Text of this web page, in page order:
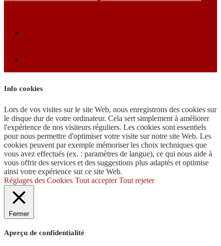
Info cookies
Lors de vos visites sur le site Web, nous enregistrons des cookies sur
le disque dur de votre ordinateur. Cela sert simplement à améliorer
l'expérience de nos visiteurs réguliers. Les cookies sont essentiels
pour nous permettre d'optimiser votre visite sur notre site Web. Les
cookies peuvent par exemple mémoriser les choix techniques que
vous avez effectués (ex. : paramètres de langue), ce qui nous aide à
vous offrir des services et des suggestions plus adaptés et optimise
ainsi votre expérience sur ce site Web.
Réglages des Cookies Tout accepter Tout rejeter
Fermer
Aperçu de confidentialité